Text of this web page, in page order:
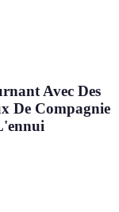
Avec Des
De Compagnie